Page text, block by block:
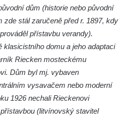
náměstí v
náměstí v
náměstí v
dům (historie nebo původní
zde stál zaručeně před r. 1897, kdy
přístavbu verandy).
klasicistního domu a jeho adaptaci
Riecken mosteckému
Dům byl mj. vybaven
vysavačem nebo moderní
1926 nechali Rieckenovi
(litvínovský stavitel